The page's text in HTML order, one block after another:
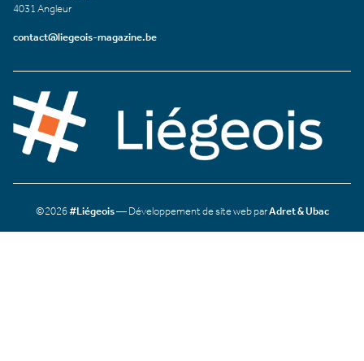
4031 Angleur
contact@liegeois-magazine.be
©2026#Liégeois— Développement de site web parAdret & Ubac